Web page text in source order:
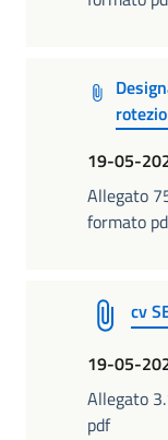
19-05-
Allegato
formato
cv
19-05-
Allegato
pdf